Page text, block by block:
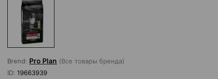
Brend: Pro Plan (Все товары бренда)
ID: 19663939